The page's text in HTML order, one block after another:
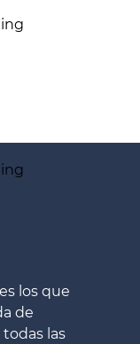
los que
de
las